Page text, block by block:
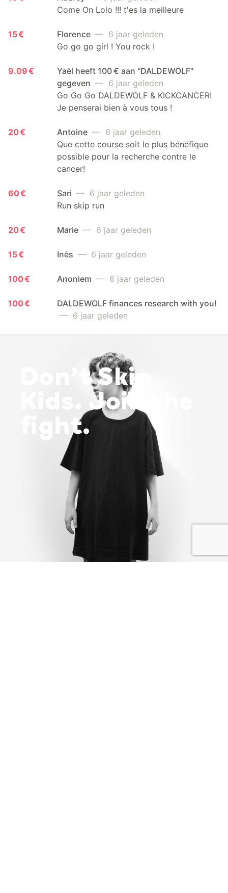
Come On Lolo !!! t'es la meilleure
15 € Florence — 6 jaar geleden
Go go go girl ! You rock !
9.09 €
Yaël heeft 100 € aan "DALDEWOLF"
gegeven — 6 jaar geleden
Go Go Go DALDEWOLF & KICKCANCER!
Je penserai bien à vous tous !
20 € Antoine — 6 jaar geleden
Que cette course soit le plus bénéfique
possible pour la recherche contre le
cancer!
60 € Sari — 6 jaar geleden
Run skip run
20 € Marie — 6 jaar geleden
15 € Inès — 6 jaar geleden
100 € Anoniem — 6 jaar geleden
100 €
DALDEWOLF finances research with you!
— 6 jaar geleden
Don’t Skip
Kids. Join the
fight.